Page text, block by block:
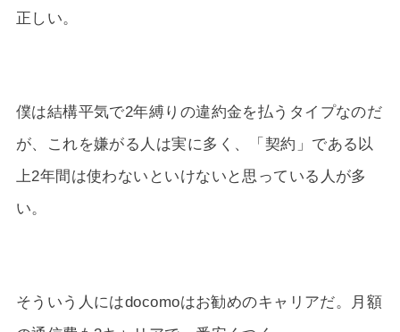
正しい。
僕は結構平気で2年縛りの違約金を払うタイプなのだ
が、これを嫌がる人は実に多く、「契約」である以
上2年間は使わないといけないと思っている人が多
い。
そういう人にはdocomoはお勧めのキャリアだ。月額